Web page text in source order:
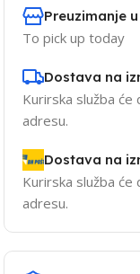
Preuzimanje
To pick up today
Dostava na
Kurirska služba
adresu.
Dostava na
Kurirska služba
adresu.